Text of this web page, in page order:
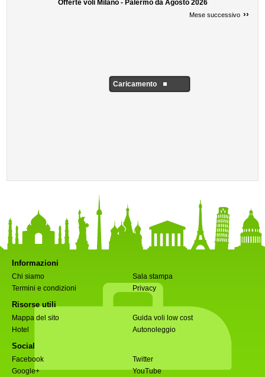
Offerte voli Milano - Palermo da Agosto 2026
Mese successivo ››
Caricamento
Informazioni
Chi siamo
Sala stampa
Termini e condizioni
Privacy
Risorse utili
Mappa del sito
Guida voli low cost
Hotel
Autonoleggio
Social
Facebook
Twitter
Google+
YouTube